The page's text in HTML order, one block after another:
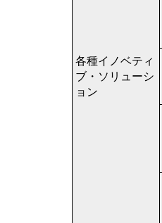
各種イノベティ
ブ・ソリューシ
ョン